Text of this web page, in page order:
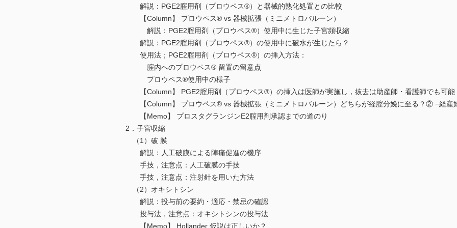
解説：PGE2腟用剤（プロウペス®）と器械的熟化処置との比較
【Column】 プロウペス® vs 器械拡張（ミニメトロバルーン）
解説：PGE2腟用剤（プロウペス®）使用中に生じた子宮頻収縮
解説：PGE2腟用剤（プロウペス®）の使用中に破水が生じたら？
使用法；PGE2腟用剤（プロウペス®）の挿入方法：
腟内へのプロウペス® 留置の留意点
プロウペス®使用中の様子
【Column】 PGE2腟用剤（プロウペス®）の挿入は医師が実施し，抜去は助産師・看護師でも可能
【Column】 プロウペス® vs 器械拡張（ミニメトロバルーン）どちらが経腟分娩に至る？② −経産
【Memo】 プロスタグランジンE2腟用剤承認までの道のり
2．子宮収縮
（1）破 膜
解説：人工破膜による陣痛促進の機序
手技，注意点：人工破膜の手技
手技，注意点：注射針を用いた方法
（2）オキシトシン
解説：投与前の要約・適応・禁忌の確認
投与法，注意点：オキシトシンの投与法
【Memo】 Hollander 仮説は正しいか？